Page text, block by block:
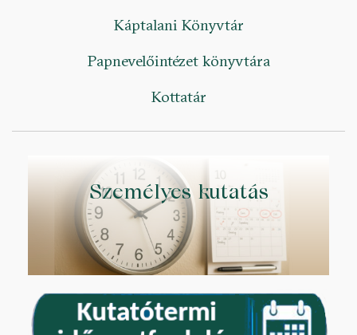
Káptalani Könyvtár
Papnevelőintézet könyvtára
Kottatár
Személyes kutatás